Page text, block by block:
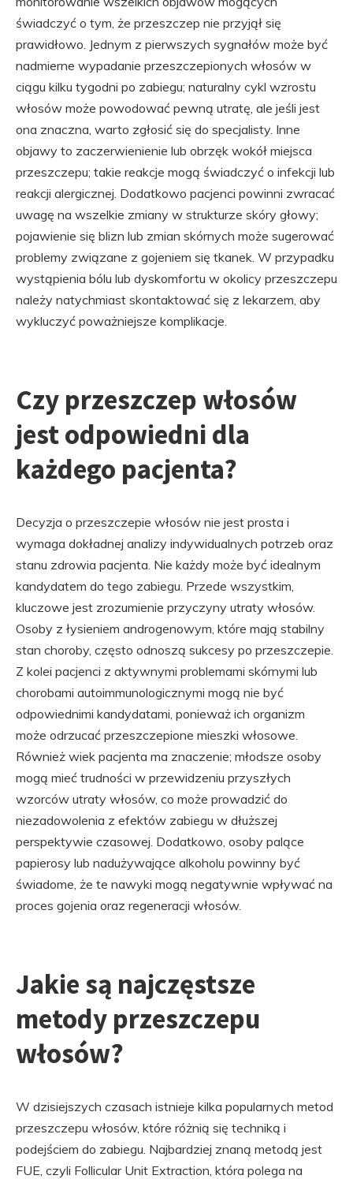
świadczyć o tym, że przeszczep nie przyjął się
prawidłowo. Jednym z pierwszych sygnałów może być
nadmierne wypadanie przeszczepionych włosów w
ciągu kilku tygodni po zabiegu; naturalny cykl wzrostu
włosów może powodować pewną utratę, ale jeśli jest
ona znaczna, warto zgłosić się do specjalisty. Inne
objawy to zaczerwienienie lub obrzęk wokół miejsca
przeszczepu; takie reakcje mogą świadczyć o infekcji lub
reakcji alergicznej. Dodatkowo pacjenci powinni zwracać
uwagę na wszelkie zmiany w strukturze skóry głowy;
pojawienie się blizn lub zmian skórnych może sugerować
problemy związane z gojeniem się tkanek. W przypadku
wystąpienia bólu lub dyskomfortu w okolicy przeszczepu
należy natychmiast skontaktować się z lekarzem, aby
wykluczyć poważniejsze komplikacje.
Czy przeszczep włosów
jest odpowiedni dla
każdego pacjenta?
Decyzja o przeszczepie włosów nie jest prosta i
wymaga dokładnej analizy indywidualnych potrzeb oraz
stanu zdrowia pacjenta. Nie każdy może być idealnym
kandydatem do tego zabiegu. Przede wszystkim,
kluczowe jest zrozumienie przyczyny utraty włosów.
Osoby z łysieniem androgenowym, które mają stabilny
stan choroby, często odnoszą sukcesy po przeszczepie.
Z kolei pacjenci z aktywnymi problemami skórnymi lub
chorobami autoimmunologicznymi mogą nie być
odpowiednimi kandydatami, ponieważ ich organizm
może odrzucać przeszczepione mieszki włosowe.
Również wiek pacjenta ma znaczenie; młodsze osoby
mogą mieć trudności w przewidzeniu przyszłych
wzorców utraty włosów, co może prowadzić do
niezadowolenia z efektów zabiegu w dłuższej
perspektywie czasowej. Dodatkowo, osoby palące
papierosy lub nadużywające alkoholu powinny być
świadome, że te nawyki mogą negatywnie wpływać na
proces gojenia oraz regeneracji włosów.
Jakie są najczęstsze
metody przeszczepu
włosów?
W dzisiejszych czasach istnieje kilka popularnych metod
przeszczepu włosów, które różnią się techniką i
podejściem do zabiegu. Najbardziej znaną metodą jest
FUE, czyli Follicular Unit Extraction, która polega na